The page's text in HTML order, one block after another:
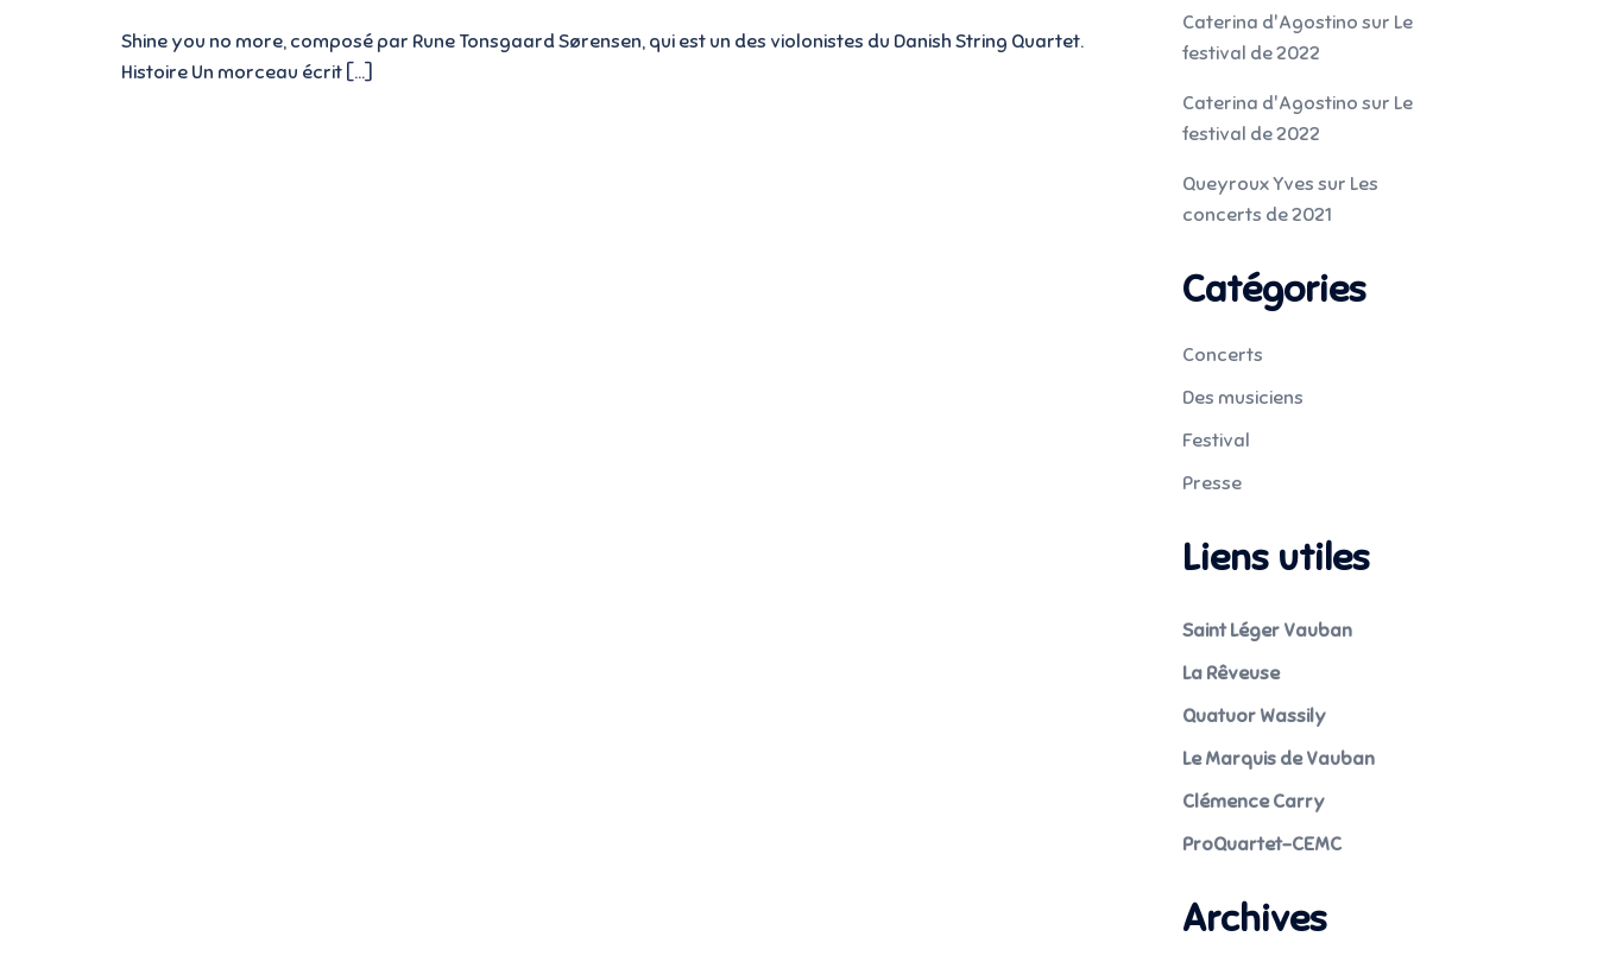
Shine you no more, composé par Rune Tonsgaard Sørensen, qui est un des violonistes du Danish String Quartet.
Histoire Un morceau écrit […]
Caterina d'Agostino sur Le
festival de 2022
Caterina d'Agostino sur Le
festival de 2022
Queyroux Yves sur Les
concerts de 2021
Catégories
Concerts
Des musiciens
Festival
Presse
Liens utiles
Saint Léger Vauban
La Rêveuse
Quatuor Wassily
Le Marquis de Vauban
Clémence Carry
ProQuartet-CEMC
Archives